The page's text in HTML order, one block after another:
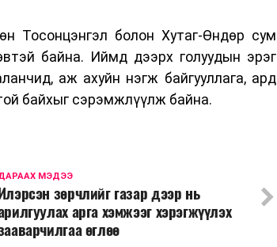
Тосонцэнгэл болон Хутаг-Өндөр сум
байна. Иймд дээрх голуудын эрэг
аж ахуйн нэгж байгууллага, ард
байхыг сэрэмжлүүлж байна.
МЭДЭЭ
зөрчлийг газар дээр нь
арга хэмжээг хэрэгжүүлэх
өглөө